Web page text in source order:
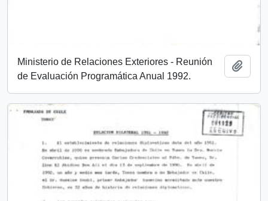
Ministerio de Relaciones Exteriores - Reunión
de Evaluación Programática Anual 1992.